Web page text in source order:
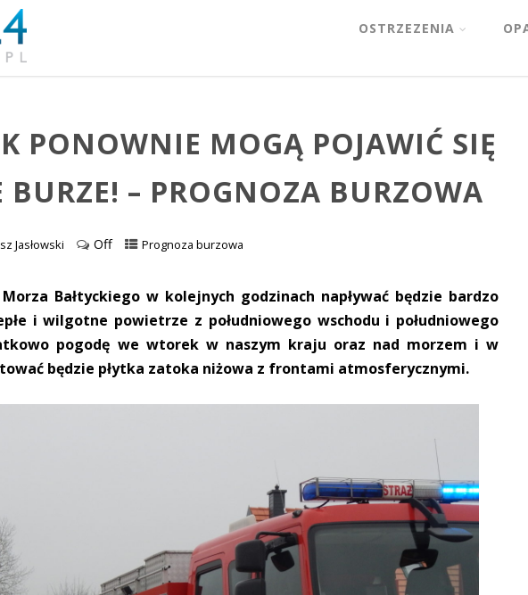
OSTRZEZENIA
PONOWNIE MOGĄ POJAWIĆ SIĘ
– PROGNOZA BURZOWA
Jasłowski Off Prognoza burzowa
Bałtyckiego w kolejnych godzinach napływać będzie bardzo
i wilgotne powietrze z południowego wschodu i południowego
pogodę we wtorek w naszym kraju oraz nad morzem i w
będzie płytka zatoka niżowa z frontami atmosferycznymi.